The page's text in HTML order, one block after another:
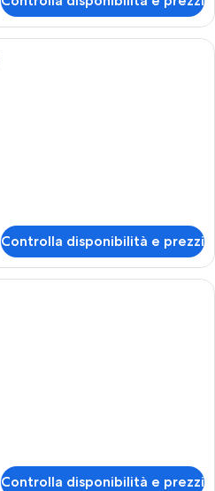
Camera in legno con un letto, una
Controlla disponibilità e prezzi
Una camera da letto con un letto,
Controlla disponibilità e prezzi